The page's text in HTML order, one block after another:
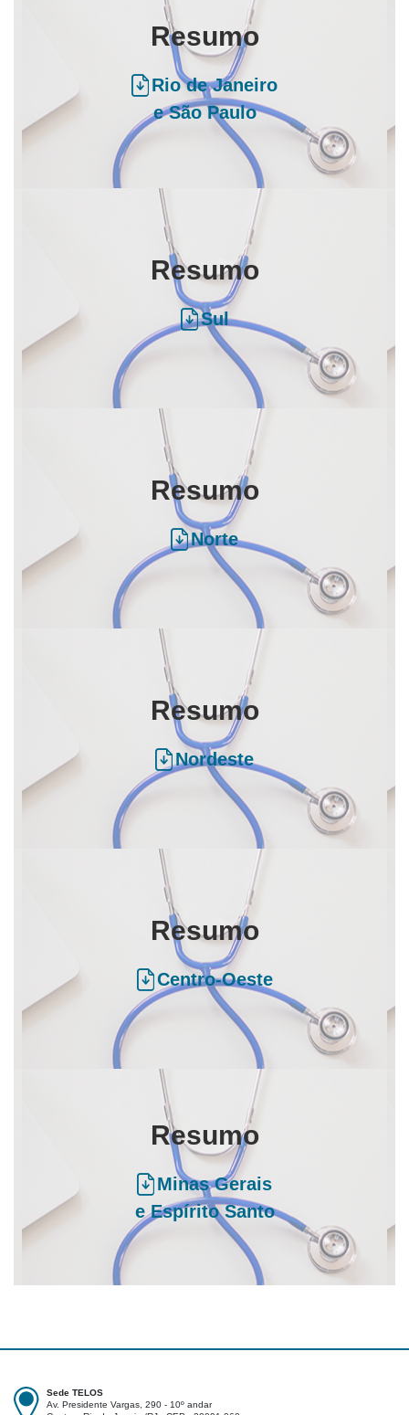
Resumo
Rio de Janeiro
e São Paulo
Resumo
Sul
Resumo
Norte
Resumo
Nordeste
Resumo
Centro-Oeste
Resumo
Minas Gerais
e Espírito Santo
Sede TELOS
Av. Presidente Vargas, 290 - 10º andar